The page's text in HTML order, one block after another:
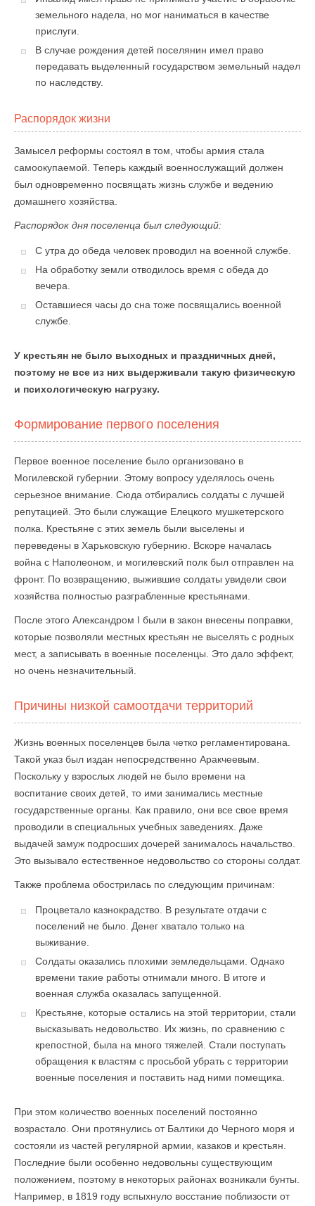
земельного надела, но мог наниматься в качестве
прислуги.
В случае рождения детей поселянин имел право
передавать выделенный государством земельный надел
по наследству.
Распорядок жизни
Замысел реформы состоял в том, чтобы армия стала
самоокупаемой. Теперь каждый военнослужащий должен
был одновременно посвящать жизнь службе и ведению
домашнего хозяйства.
Распорядок дня поселенца был следующий:
С утра до обеда человек проводил на военной службе.
На обработку земли отводилось время с обеда до
вечера.
Оставшиеся часы до сна тоже посвящались военной
службе.
У крестьян не было выходных и праздничных дней,
поэтому не все из них выдерживали такую физическую
и психологическую нагрузку.
Формирование первого поселения
Первое военное поселение было организовано в
Могилевской губернии. Этому вопросу уделялось очень
серьезное внимание. Сюда отбирались солдаты с лучшей
репутацией. Это были служащие Елецкого мушкетерского
полка. Крестьяне с этих земель были выселены и
переведены в Харьковскую губернию. Вскоре началась
война с Наполеоном, и могилевский полк был отправлен на
фронт. По возвращению, выжившие солдаты увидели свои
хозяйства полностью разграбленные крестьянами.
После этого Александром I были в закон внесены поправки,
которые позволяли местных крестьян не выселять с родных
мест, а записывать в военные поселенцы. Это дало эффект,
но очень незначительный.
Причины низкой самоотдачи территорий
Жизнь военных поселенцев была четко регламентирована.
Такой указ был издан непосредственно Аракчеевым.
Поскольку у взрослых людей не было времени на
воспитание своих детей, то ими занимались местные
государственные органы. Как правило, они все свое время
проводили в специальных учебных заведениях. Даже
выдачей замуж подросших дочерей занималось начальство.
Это вызывало естественное недовольство со стороны солдат.
Также проблема обострилась по следующим причинам:
Процветало казнокрадство. В результате отдачи с
поселений не было. Денег хватало только на
выживание.
Солдаты оказались плохими земледельцами. Однако
времени такие работы отнимали много. В итоге и
военная служба оказалась запущенной.
Крестьяне, которые остались на этой территории, стали
высказывать недовольство. Их жизнь, по сравнению с
крепостной, была на много тяжелей. Стали поступать
обращения к властям с просьбой убрать с территории
военные поселения и поставить над ними помещика.
При этом количество военных поселений постоянно
возрастало. Они протянулись от Балтики до Черного моря и
состояли из частей регулярной армии, казаков и крестьян.
Последние были особенно недовольны существующим
положением, поэтому в некоторых районах возникали бунты.
Например, в 1819 году вспыхнуло восстание поблизости от